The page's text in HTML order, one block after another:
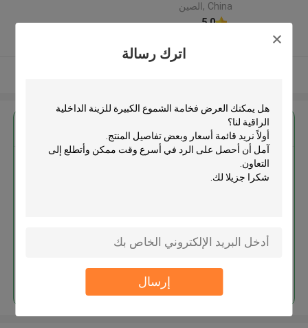
اترك رسالة
إرسال
China ,الصين
5.0
احصل على افضل سعر ل
استمر